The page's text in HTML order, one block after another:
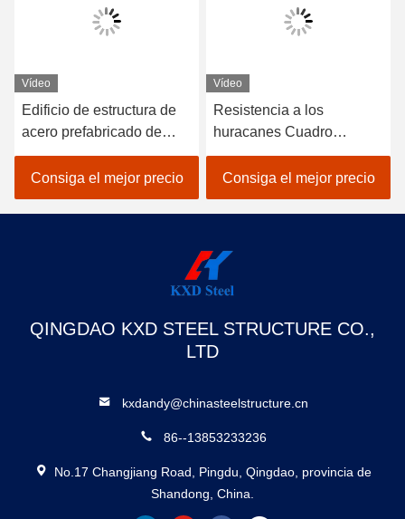
Productos similares
industrial
huracanes Cuadro
prefabricado de acero
Hangar Oficina
QINGDAO KXD STEEL STRUCTURE CO.,
LTD
Good day, what product are you looking for?